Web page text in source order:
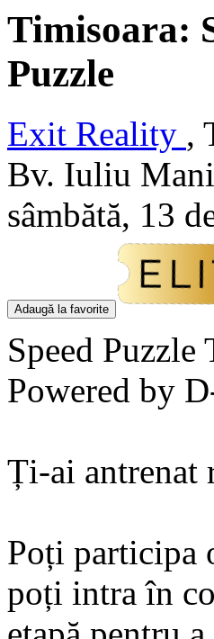
Timisoara:
Puzzle
Exit Reality ,
Bv. Iuliu
sâmbătă, 13
Adaugă la favorite
Speed Puzzle
Powered by
Ți-ai antrenat
Poți participa
poți intra în